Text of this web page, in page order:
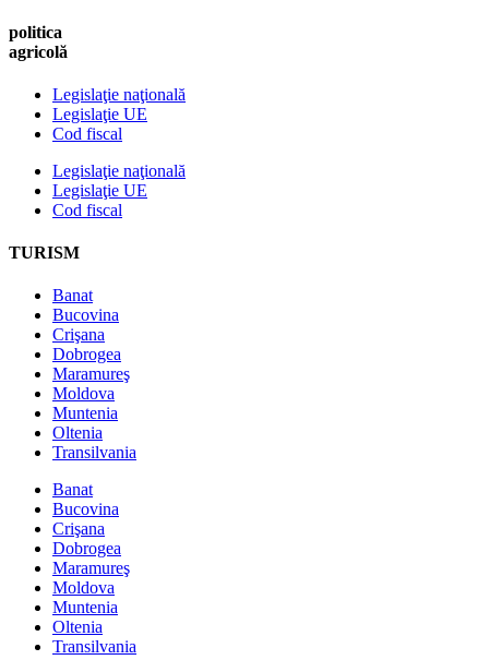
politica
agricolă
Legislaţie naţională
Legislaţie UE
Cod fiscal
Legislaţie naţională
Legislaţie UE
Cod fiscal
TURISM
Banat
Bucovina
Crişana
Dobrogea
Maramureş
Moldova
Muntenia
Oltenia
Transilvania
Banat
Bucovina
Crişana
Dobrogea
Maramureş
Moldova
Muntenia
Oltenia
Transilvania